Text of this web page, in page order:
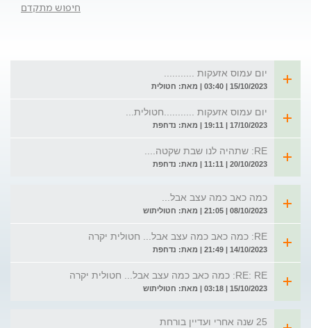
חיפוש מתקדם
יום עמוס אזעקות ...........
15/10/2023 | 03:40 | מאת: חטולית
יום עמוס אזעקות ...........חטולית...
17/10/2023 | 19:11 | מאת: נדחפת
RE: שתהיה לנו שבת שקטה....
20/10/2023 | 11:11 | מאת: נדחפת
כמה כאב כמה עצב אבל...
08/10/2023 | 21:05 | מאת: חטוליתוש
RE: כמה כאב כמה עצב אבל... חטולית יקרה
14/10/2023 | 21:49 | מאת: נדחפת
RE: RE: כמה כאב כמה עצב אבל... חטולית יקרה
15/10/2023 | 03:18 | מאת: חטוליתוש
25 שנה אחרי ועדיין בורחת